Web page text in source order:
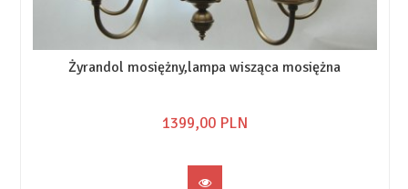
Żyrandol mosiężny,lampa wisząca mosiężna
1399,00PLN